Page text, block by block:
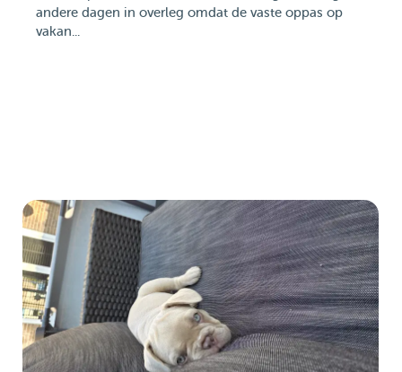
andere dagen in overleg omdat de vaste oppas op
vakan...